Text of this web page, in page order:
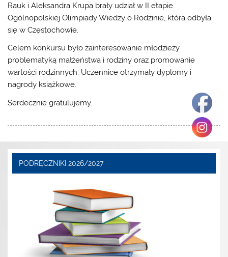
Rauk i Aleksandra Krupa brały udział w II etapie
Ogólnopolskiej Olimpiady Wiedzy o Rodzinie, która odbyła
się w Częstochowie.
Celem konkursu było zainteresowanie młodzieży
problematyką małżeństwa i rodziny oraz promowanie
wartości rodzinnych. Uczennice otrzymały dyplomy i
nagrody książkowe.
Serdecznie gratulujemy.
PODRĘCZNIKI 2026/2027